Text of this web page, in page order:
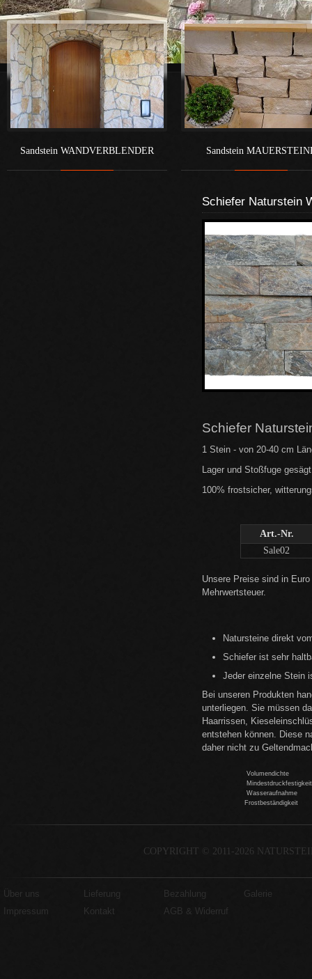
Sandstein WANDVERBLENDER Sandstein
Schiefer Naturstein
Schiefer
1 Stein - von 20-40 cm
Lager und Stoßfuge
100% frostsicher,
Art.-Nr.
Sale02
Unsere Preise sind in
Mehrwertsteuer.
Natursteine direkt
Schiefer ist sehr
Jeder einzelne Stein
Bei unseren Produkten
unterliegen. Sie müssen
Haarrissen,
entstehen können. Diese
daher nicht zu
Volumendichte
Mindestdruckfestigkeit
Wasseraufnahme
Frostbeständigkeit
COPYRIGHT © 2011-2026
Über uns Lieferung Bezahlung
Galerie
Impressum
Kontakt AGB & Widerruf